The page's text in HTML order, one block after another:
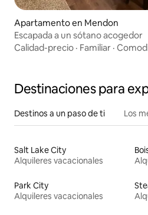
Apartamento en Mendon
Escapada a un sótano acogedor
Calidad-precio · Familiar ·
Destinaciones para
Destinos a un paso de ti Los
Salt Lake City
Alquileres vacacionales
Park City
Alquileres vacacionales